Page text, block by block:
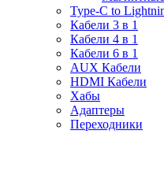
Type-C to
Кабели 3 в 1
Кабели 4 в 1
Кабели 6 в 1
AUX Кабели
HDMI Кабели
Хабы
Адаптеры
Переходники